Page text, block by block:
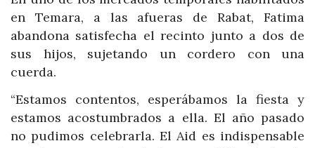
en Temara, a las afueras de Rabat, Fatima
abandona satisfecha el recinto junto a dos de
sus hijos, sujetando un cordero con una
cuerda.
“Estamos contentos, esperábamos la fiesta y
estamos acostumbrados a ella. El año pasado
no pudimos celebrarla. El Aid es indispensable